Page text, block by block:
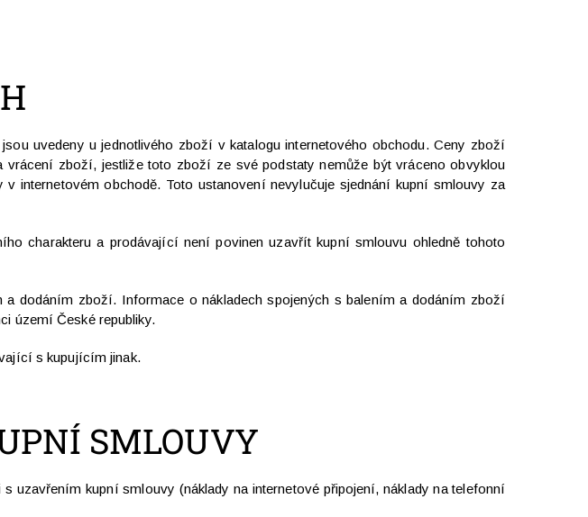
uvedeny u jednotlivého zboží v katalogu internetového obchodu. Ceny zboží
zboží, jestliže toto zboží ze své podstaty nemůže být vráceno obvyklou
internetovém obchodě. Toto ustanovení nevylučuje sjednání kupní smlouvy za
charakteru a prodávající není povinen uzavřít kupní smlouvu ohledně tohoto
dodáním zboží. Informace o nákladech spojených s balením a dodáním zboží
území České republiky.
s kupujícím jinak.
SMLOUVY
uzavřením kupní smlouvy (náklady na internetové připojení, náklady na telefonní